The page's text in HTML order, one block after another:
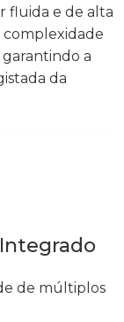
fluida e de alta
complexidade
a
da
de múltiplos